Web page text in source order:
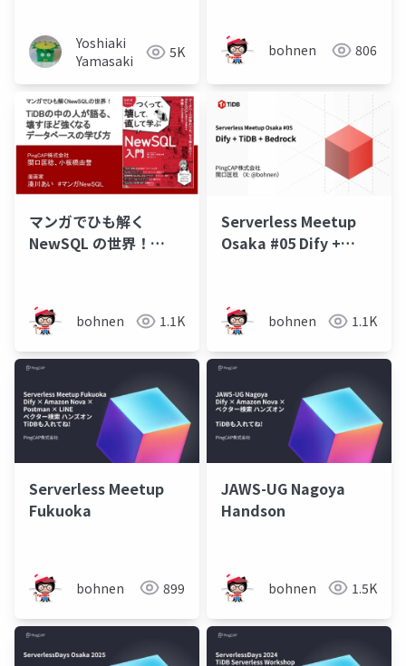
Yoshiaki
Yamasaki
5K bohnen 806
マンガでひも解く
NewSQL の世界！
タベースの学び方
bohnen 1.1K
Serverless Meetup
Osaka #05 Dify +
bohnen 1.1K
Serverless Meetup
Fukuoka
bohnen 899
JAWS-UG Nagoya
Handson
bohnen 1.5K